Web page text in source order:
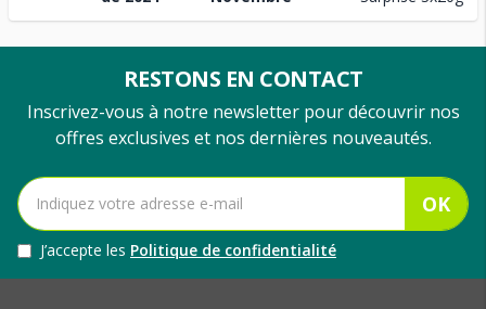
RESTONS EN CONTACT
Inscrivez-vous à notre newsletter pour découvrir nos
offres exclusives et nos dernières nouveautés.
OK
J’accepte les Politique de confidentialité